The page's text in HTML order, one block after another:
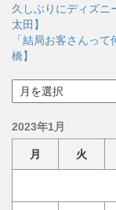
久しぶりにディズニ
太田】
「結局お客さんっ
橋】
ー
イ
2023年1月
月 火